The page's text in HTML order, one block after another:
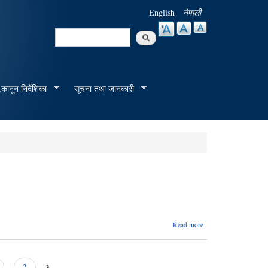
English नेपाली
Search
निर्देशिका
सूचना तथा जानकारी
Read more